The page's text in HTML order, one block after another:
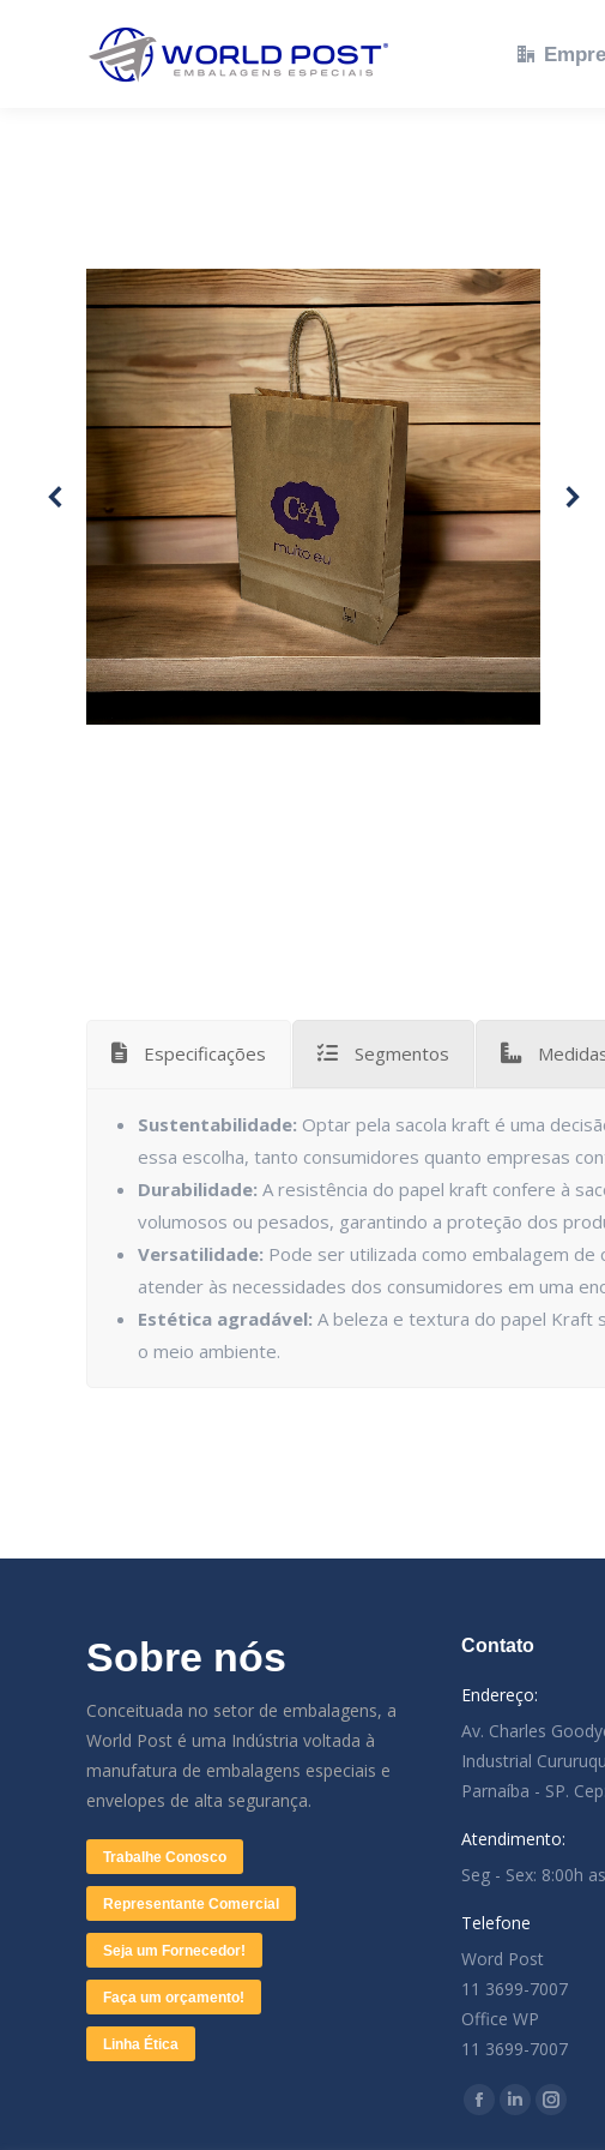
Especificações Segmentos
Sustentabilidade: Optar pela sacola kraft é uma
essa escolha, tanto consumidores quanto empresas
Durabilidade: A resistência do papel kraft confere à
volumosos ou pesados, garantindo a proteção dos
Versatilidade: Pode ser utilizada como embalagem
atender às necessidades dos consumidores em uma
Estética agradável: A beleza e textura do papel Kraft
o meio ambiente.
Sobre nós
Conceituada no setor de embalagens, a
World Post é uma Indústria voltada à
manufatura de embalagens especiais e
envelopes de alta segurança.
Trabalhe Conosco
Representante Comercial
Seja um Fornecedor!
Faça um orçamento!
Linha Ética
Contato
Endereço:
Av. Charles
Industrial
Parnaíba - SP.
Atendimento:
Seg - Sex: 8:00h
Telefone
Word Post
11 3699-7007
Office WP
11 3699-7007
Encontre-nos em:
Facebook
Linkedin
Empresa Soluções